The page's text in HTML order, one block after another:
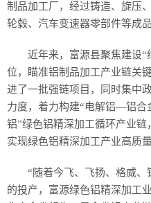
制品加工厂，经过铸造、旋压
轮毂、汽车变速器零部件等成
近年来，富源县聚焦建设
位，瞄准铝制品加工产业链关
进了一批强链项目，同时集中
力度，着力构建“电解铝—铝
铝”绿色铝精深加工循环产业链
实现绿色铝精深加工产业高质量
“随着今飞、飞扬、格威、
的投产，富源绿色铝精深加工